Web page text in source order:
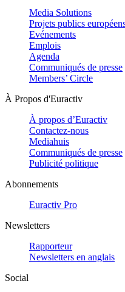
Media Solutions
Projets publics
Evénements
Emplois
Agenda
Communiqués de presse
Members’ Circle
À Propos d'Euractiv
À propos d’Euractiv
Contactez-nous
Mediahuis
Communiqués de presse
Publicité politique
Abonnements
Euractiv Pro
Newsletters
Rapporteur
Newsletters en anglais
Social